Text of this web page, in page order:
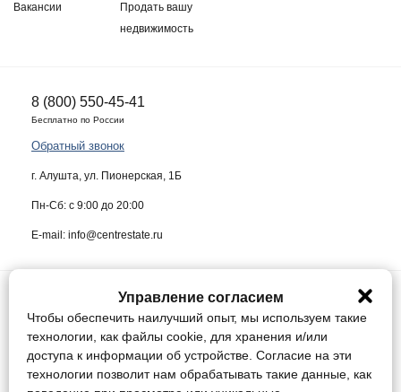
Вакансии
Продать вашу
недвижимость
8 (800) 550-45-41
Бесплатно по России
Обратный звонок
г. Алушта, ул. Пионерская, 1Б
Пн-Сб: с 9:00 до 20:00
E-mail: info@centrestate.ru
ИП Жуков Виктор Васильевич ИНН 910218942064
Данный сайт носит информационный характер и ни при каких условиях
не является публичной офертой, определяемой положениями статьи
437 Гражданского кодекса Российской Федерации.
Управление согласием
Чтобы обеспечить наилучший опыт, мы используем такие
технологии, как файлы cookie, для хранения и/или
доступа к информации об устройстве. Согласие на эти
технологии позволит нам обрабатывать такие данные, как